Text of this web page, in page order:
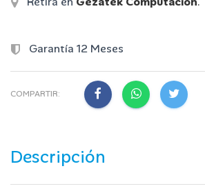
Garantía 12 Meses
COMPARTIR:
Descripción